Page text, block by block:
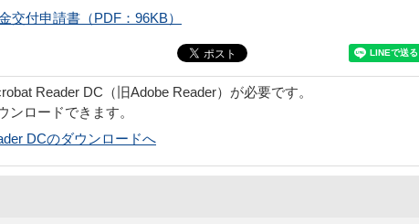
交付申請書（PDF：96KB）
Reader DC（旧Adobe Reader）が必要です。
ンロードできます。
DCのダウンロードへ